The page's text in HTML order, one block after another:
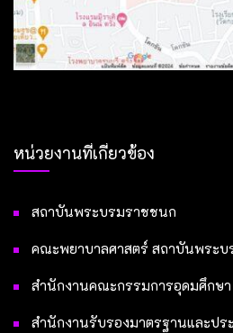
หน่วยงานที่เกี่ยวข้อง
สถาบันพระบรมราชชนก
คณะพยาบาลศาสตร์ สถาบันพระ
สำนักงานคณะกรรมการอุดมศึกษา
สำนักงานรับรองมาตรฐานและป